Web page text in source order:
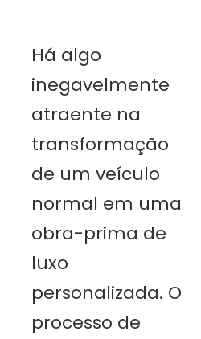
Há algo
inegavelmente
atraente na
transformação
de um veículo
normal em uma
obra-prima de
luxo
personalizada. O
processo de